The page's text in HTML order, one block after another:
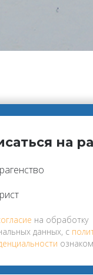
на
на обработку
данных, с